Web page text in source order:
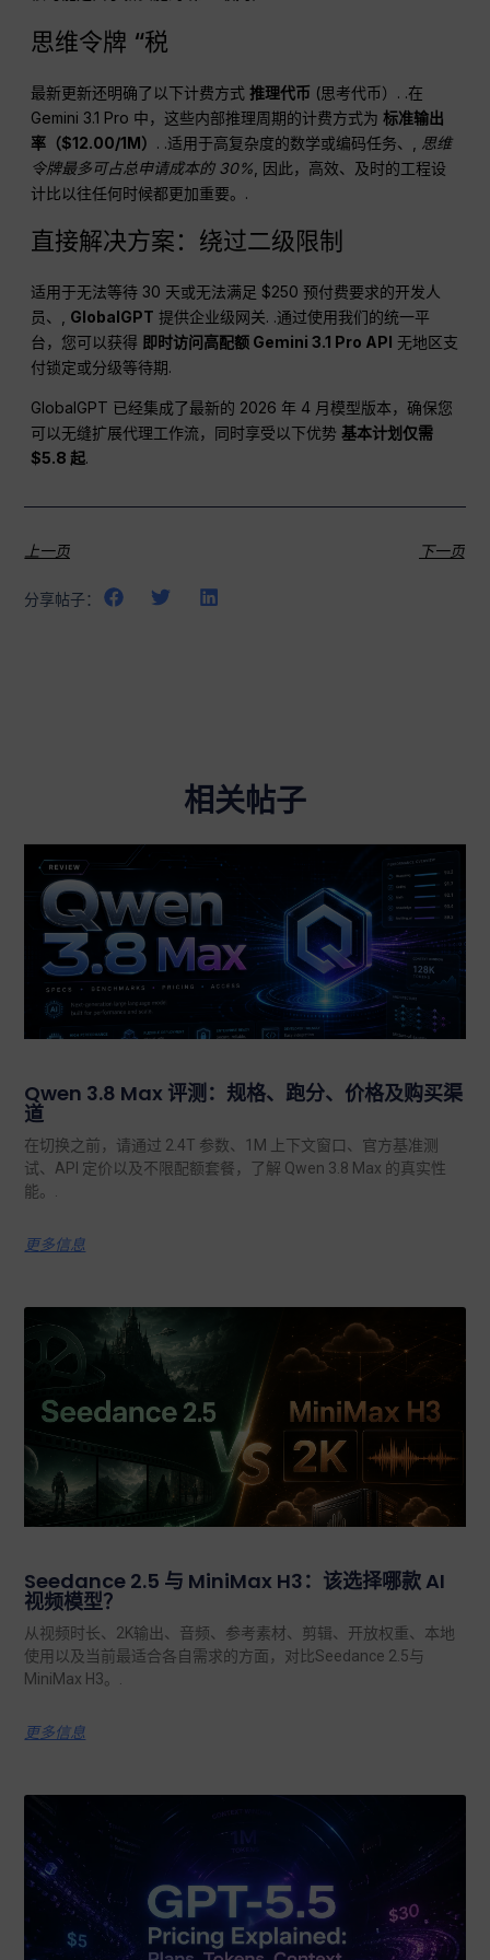
思维令牌 “税
最新更新还明确了以下计费方式推理代币 (思考代币） . .在
Gemini 3.1 Pro 中，这些内部推理周期的计费方式为标准输出
率（$12.00/1M） . .适用于高复杂度的数学或编码任务、, 思维
令牌最多可占总申请成本的 30% , 因此，高效、及时的工程设
计比以往任何时候都更加重要。.
直接解决方案：绕过二级限制
适用于无法等待 30 天或无法满足 $250 预付费要求的开发人
员、, GlobalGPT 提供企业级网关. .通过使用我们的统一平
台，您可以获得 即时访问高配额 Gemini 3.1 Pro API 无地区支
付锁定或分级等待期.
GlobalGPT 已经集成了最新的 2026 年 4 月模型版本，确保您
可以无缝扩展代理工作流，同时享受以下优势基本计划仅需
$5.8 起.
上一页 下一页
分享帖子：
相关帖子
Qwen 3.8 Max 评测：规格、跑分、价格及购买渠
道
在切换之前，请通过 2.4T 参数、1M 上下文窗口、官方基准测
试、API 定价以及不限配额套餐，了解 Qwen 3.8 Max 的真实性
能。.
更多信息
Seedance 2.5 与 MiniMax H3：该选择哪款 AI
视频模型？
从视频时长、2K输出、音频、参考素材、剪辑、开放权重、本地
使用以及当前最适合各自需求的方面，对比Seedance 2.5与
MiniMax H3。.
更多信息